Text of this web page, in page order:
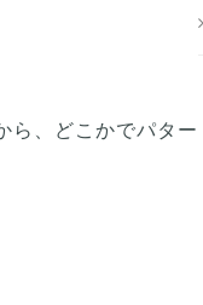
ら、どこかでパター